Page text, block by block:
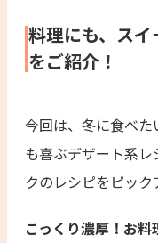
料理にも、ス
をご紹介！
今回は、冬に食べ
も喜ぶデザート系
クのレシピをピック
こっくり濃厚！お料